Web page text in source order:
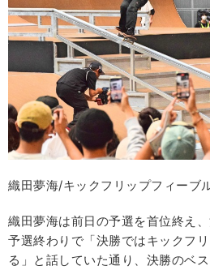
織田夢海/キックフリップフィーブ
織田夢海は前日の予選を首位終え、
予選終わりで「決勝ではキックフ
る」と話していた通り、決勝のベ